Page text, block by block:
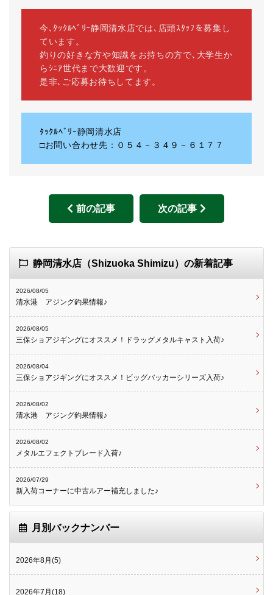
今､ﾀｯｸﾙﾍﾞﾘｰ静岡清水店では､店頭ｽﾀｯﾌを募集し
ています。
釣りの好きな方や知識をお持ちの方で､大学生か
らｼﾆｱ世代まで大歓迎です。
是非､ご応募お待ちしてます。
ﾀｯｸﾙﾍﾞﾘｰ静岡清水店
□お問い合わせ先：０５４－３４９－６１７７
前の記事 次の記事
静岡清水店（Shizuoka Shimizu）の新着記事
2026/08/05
清水港 アジング釣果情報♪
2026/08/05
三保ショアジギングにオススメ！ドラッグメタルキャスト入荷♪
2026/08/04
三保ショアジギングにオススメ！ビッグバッカーシリーズ入荷♪
2026/08/02
清水港 アジング釣果情報♪
2026/08/02
メタルエフェクトブレード入荷♪
2026/07/29
新入荷コーナーに中古ルアー補充しました♪
月別バックナンバー
2026年8月(5)
2026年7月(18)